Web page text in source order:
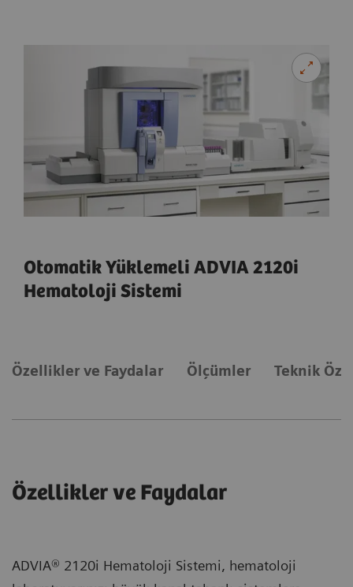
Otomatik Yüklemeli ADVIA 2120i
Hematoloji Sistemi
Özellikler ve Faydalar Ölçümler Teknik
Özellikler ve Faydalar
ADVIA® 2120i Hematoloji Sistemi, hematoloji